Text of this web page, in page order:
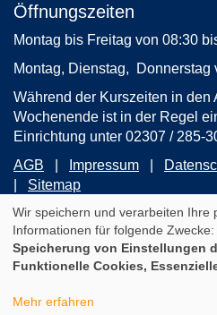
Öffnungszeiten
Montag bis Freitag von 08:30
Montag, Dienstag, Donnerstag
Während der Kurszeiten in den
Wochenende ist in der Regel
Einrichtung unter 02307 / 285-
AGB
Impressum
Sitemap
Cookie Einstellungen
WIDERRUFSFORMULAR
Kontrast
Wir speichern und verarbeiten Ihre
Informationen für folgende Zwecke:
Speicherung von Einstellungen
Funktionelle Cookies,
Mehr erfahren